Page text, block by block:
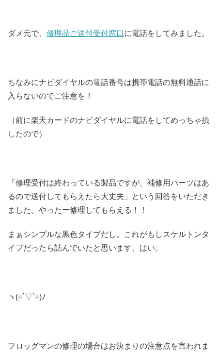
ダメ元で、 修理品ご送付受付窓口に電話をしてみました。
ちなみにナビダイヤルの電話番号は携帯電話の無料通話に
入らないのでご注意を！
（前に楽天カードのナビダイヤルに電話をしてめっちゃ損
したので）
「修理受付は終わっている製品ですが、補修用パーツはあ
るので送付してもらえたら大丈夫」という回答をいただき
ました。やったー修理してもらえる！！
まぁシンプルな黒色タイプだし。これがもしスケルトンタ
イプだったら詰んでいたと思います、はい。
ヽ(=´▽`=)ﾉ
フロッグマンの修理の場合はお決まりの注意点を言われま